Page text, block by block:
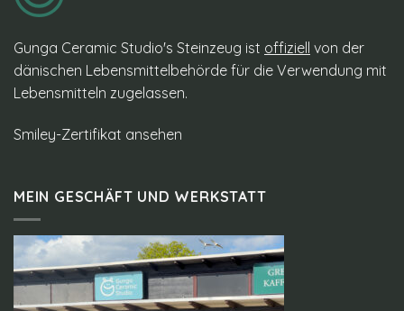
Gunga Ceramic Studio's Steinzeug ist offiziell von der
dänischen Lebensmittelbehörde für die Verwendung mit
Lebensmitteln zugelassen.
Smiley-Zertifikat ansehen
MEIN GESCHÄFT UND WERKSTATT